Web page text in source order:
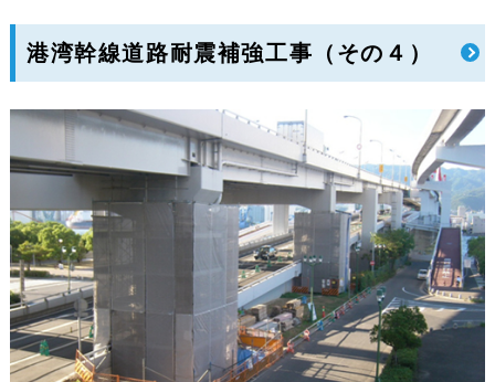
港湾幹線道路耐震補強工事（その４）